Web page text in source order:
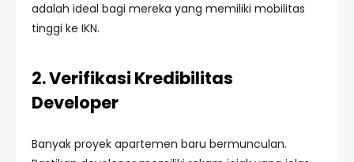
adalah ideal bagi mereka yang memiliki mobilitas
tinggi ke IKN.
2. Verifikasi Kredibilitas
Developer
Banyak proyek apartemen baru bermunculan.